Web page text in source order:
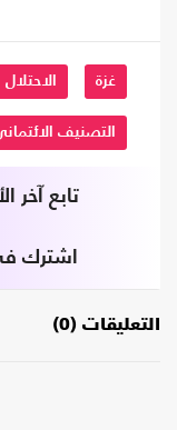
غزة الاحتلال
التصنيف
تابع آخر
اشترك
التعليقات (0)